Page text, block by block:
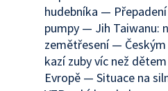
hudebníka —
pumpy — Jih Taiwanu:
zemětřesení —
kazí zuby víc než
Evropě — Situace na